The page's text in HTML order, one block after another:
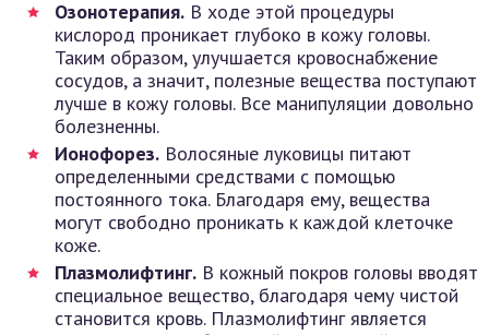
Озонотерапия. В ходе этой процедуры
кислород проникает глубоко в кожу головы.
Таким образом, улучшается кровоснабжение
сосудов, а значит, полезные вещества поступают
лучше в кожу головы. Все манипуляции довольно
болезненны.
Ионофорез. Волосяные луковицы питают
определенными средствами с помощью
постоянного тока. Благодаря ему, вещества
могут свободно проникать к каждой клеточке
коже.
Плазмолифтинг. В кожный покров головы вводят
специальное вещество, благодаря чему чистой
становится кровь. Плазмолифтинг является